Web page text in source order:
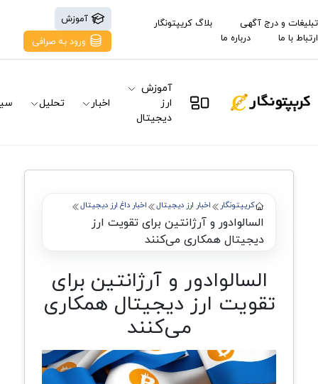
تبلیغات و درج آگهی
بلاگ کریپتونگار
ارتباط با ما
درباره ما
آموزش
ورود به صرافی
آموزش
ارز
دیجیتال
اخبار تحلیل
کریپتونگار اخبار ارز دیجیتال اخبار داغ ارز دیجیتال
السالوادور و آرژانتین برای تقویت ارز
دیجیتال همکاری می‌کنند
السالوادور و آرژانتین برای
تقویت ارز دیجیتال همکاری
می‌کنند